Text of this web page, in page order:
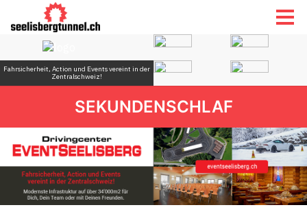
SEKUNDENSCHLAF